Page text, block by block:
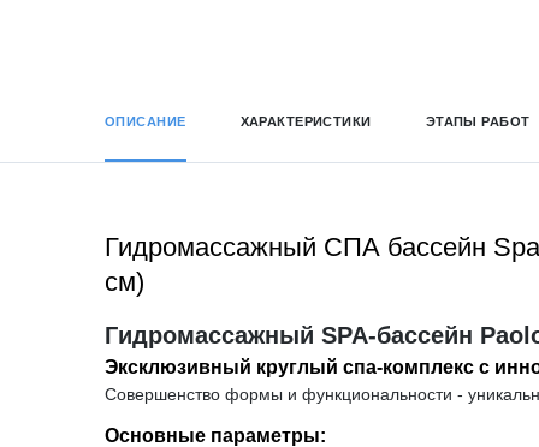
ОПИСАНИЕ ХАРАКТЕРИСТИКИ ЭТАПЫ РАБОТ
Гидромассажный СПА бассейн
см)
Гидромассажный SPA-бассейн
Эксклюзивный круглый спа-комплекс с
Совершенство формы и функциональности -
Основные параметры: